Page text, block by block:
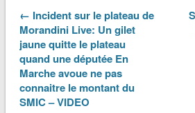
← Incident sur le plateau de
Morandini Live: Un gilet
jaune quitte le plateau
quand une députée En
Marche avoue ne pas
connaitre le montant du
SMIC – VIDEO